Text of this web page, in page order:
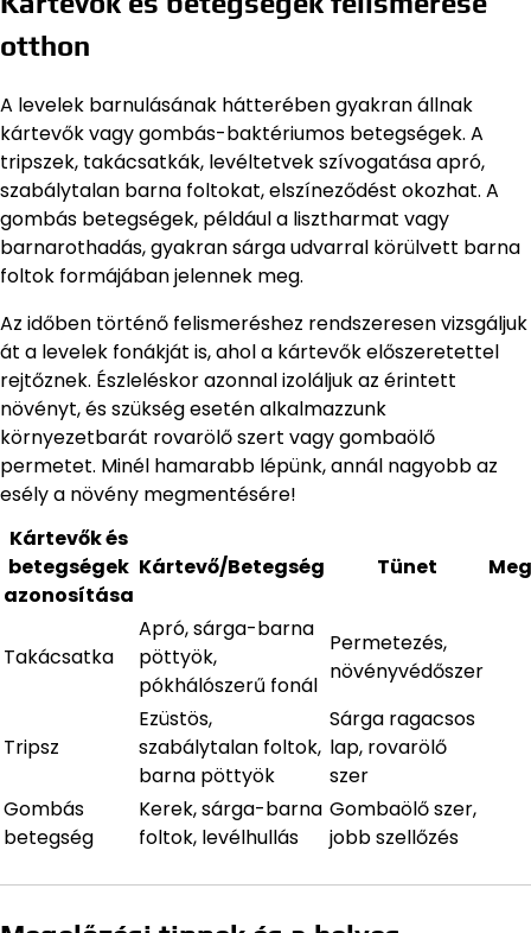
otthon
A levelek barnulásának hátterében gyakran állnak
kártevők vagy gombás-baktériumos betegségek. A
tripszek, takácsatkák, levéltetvek szívogatása apró,
szabálytalan barna foltokat, elszíneződést okozhat. A
gombás betegségek, például a lisztharmat vagy
barnarothadás, gyakran sárga udvarral körülvett barna
foltok formájában jelennek meg.
Az időben történő felismeréshez rendszeresen vizsgáljuk
át a levelek fonákját is, ahol a kártevők előszeretettel
rejtőznek. Észleléskor azonnal izoláljuk az érintett
növényt, és szükség esetén alkalmazzunk
környezetbarát rovarölő szert vagy gombaölő
permetet. Minél hamarabb lépünk, annál nagyobb az
esély a növény megmentésére!
Kártevők és
betegségek
azonosítása
Kártevő/Betegség Tünet
Takácsatka
Apró, sárga-barna
pöttyök,
pókhálószerű fonál
Permetezés,
növényvédőszer
Tripsz
Ezüstös,
szabálytalan foltok,
barna pöttyök
Sárga ragacsos
lap, rovarölő
szer
Gombás
betegség
Kerek, sárga-barna
foltok, levélhullás
Gombaölő szer,
jobb szellőzés